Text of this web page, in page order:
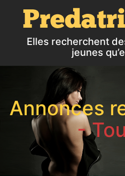
Elles recherchent
jeunes
Annonces
-